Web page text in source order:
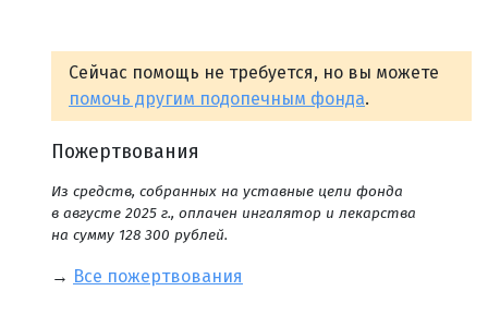
Сейчас помощь не требуется, но вы можете
помочь другим подопечным фонда.
Пожертвования
Из средств, собранных на уставные цели фонда
в августе 2025 г., оплачен ингалятор и лекарства
на сумму 128 300 рублей.
→ Все пожертвования